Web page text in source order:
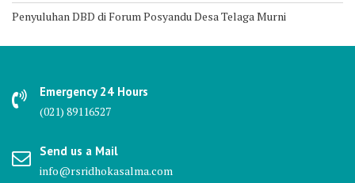
Penyuluhan DBD di Forum Posyandu Desa Telaga Murni
Emergency 24 Hours
(021) 89116527
Send us a Mail
info@rsridhokasalma.com